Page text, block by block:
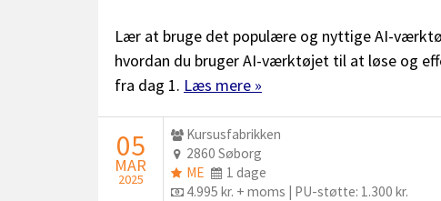
Lær at bruge det populære og nyttige AI-
hvordan du bruger AI-værktøjet til at løse og
fra dag 1. Læs mere »
STARTDATO:
05
MAR
2025
Udbyder:
Kursusfabrikken
Sted:
2860 Søborg
ME
plus:
ME
Dage:
1 dage
Pris:4.995 kr. + moms | PU-støtte: 1.300 kr.